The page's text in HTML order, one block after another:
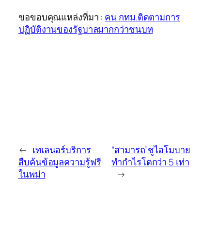
ขอขอบคุณแหล่งที่มา : คน กทม.ติดตามการ
ปฏิบัติงานของรัฐบาลมากกว่าชนบท
← เทเลนอร์บริการ
สืบค้นข้อมูลความรู้ฟรี
ในพม่า
“สามารถ”ชูไอโมบาย
ทำกำไรโตกว่า 5 เท่า
→